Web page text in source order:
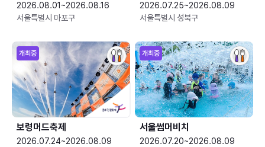
2026.08.01~2026.08.16
서울특별시 마포구
2026.07.25~2026.08.09
서울특별시 성북구
개최중
보령머드축제
2026.07.24~2026.08.09
개최중
서울썸머비치
2026.07.20~2026.08.09